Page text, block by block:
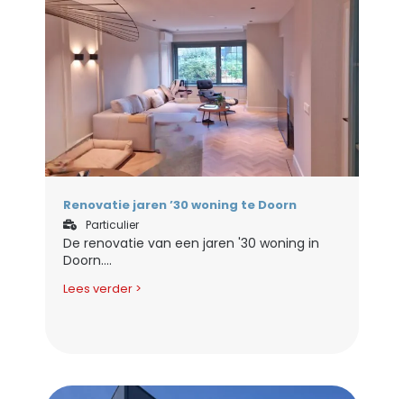
Renovatie jaren ’30 woning te Doorn
Particulier
De renovatie van een jaren '30 woning in
Doorn....
Lees verder >